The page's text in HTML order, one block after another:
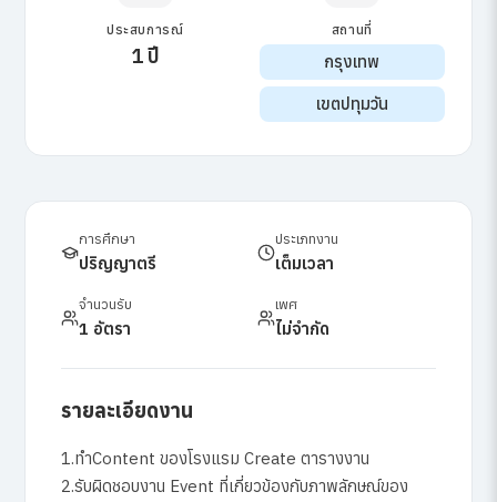
ประสบการณ์
1 ปี
สถานที่
กรุงเทพ
เขตปทุมวัน
การศึกษา
ปริญญาตรี
ประเภทงาน
เต็มเวลา
จำนวนรับ
1 อัตรา
เพศ
ไม่จำกัด
รายละเอียดงาน
1.ทำContent ของโรงแรม Create ตารางงาน
2.รับผิดชอบงาน Event ที่เกี่ยวข้องกับภาพลักษณ์ของ